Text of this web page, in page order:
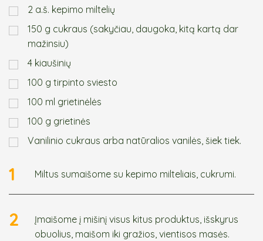
2 a.š. kepimo miltelių
150 g cukraus (sakyčiau, daugoka, kitą kartą dar
mažinsiu)
4 kiaušinių
100 g tirpinto sviesto
100 ml grietinėlės
100 g grietinės
Vanilinio cukraus arba natūralios vanilės, šiek tiek.
1 Miltus sumaišome su kepimo milteliais, cukrumi.
2
Įmaišome į mišinį visus kitus produktus, išskyrus
obuolius, maišom iki gražios, vientisos masės.